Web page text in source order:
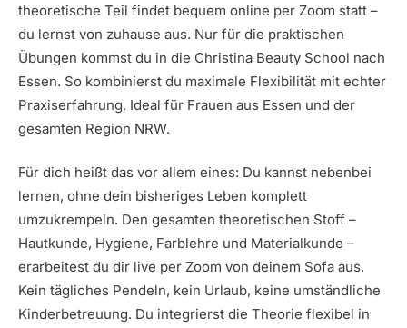
theoretische Teil findet bequem online per Zoom statt –
du lernst von zuhause aus. Nur für die praktischen
Übungen kommst du in die Christina Beauty School nach
Essen. So kombinierst du maximale Flexibilität mit echter
Praxiserfahrung. Ideal für Frauen aus Essen und der
gesamten Region NRW.
Für dich heißt das vor allem eines: Du kannst nebenbei
lernen, ohne dein bisheriges Leben komplett
umzukrempeln. Den gesamten theoretischen Stoff –
Hautkunde, Hygiene, Farblehre und Materialkunde –
erarbeitest du dir live per Zoom von deinem Sofa aus.
Kein tägliches Pendeln, kein Urlaub, keine umständliche
Kinderbetreuung. Du integrierst die Theorie flexibel in